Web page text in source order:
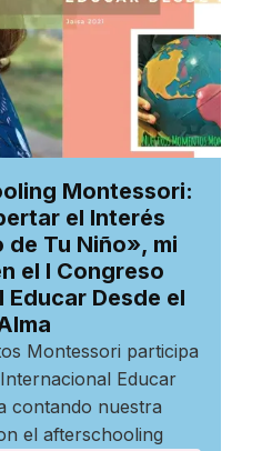
Montessori:
el Interés
Tu Niño», mi
el I Congreso
Desde el
Montessori participa
Educar
contando nuestra
el afterschooling